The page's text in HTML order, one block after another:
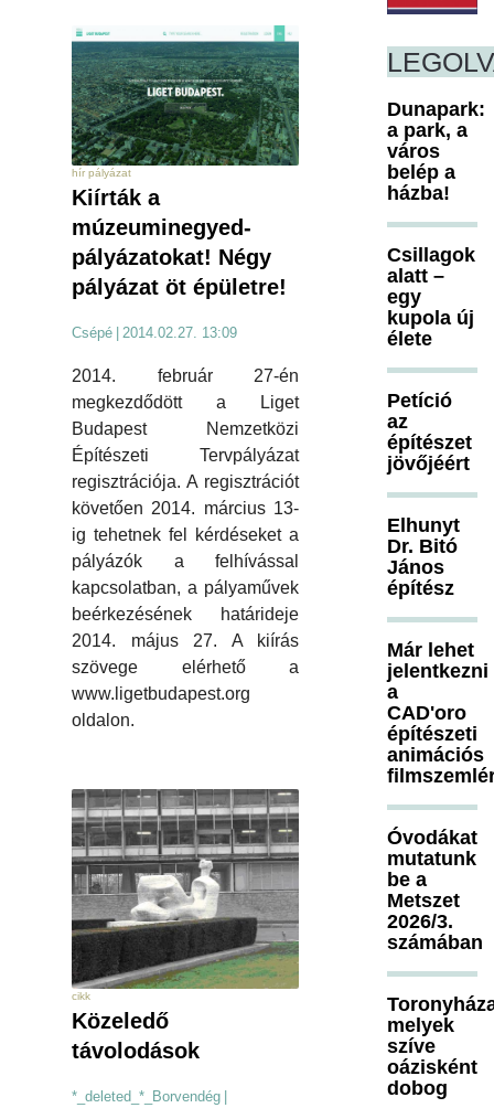
hír pályázat
Kiírták a
múzeuminegyed-
pályázatokat! Négy
pályázat öt épületre!
Csépé 2014.02.27. 13:09
2014. február 27-én
megkezdődött a Liget
Budapest Nemzetközi
Építészeti Tervpályázat
regisztrációja. A regisztrációt
követően 2014. március 13-
ig tehetnek fel kérdéseket a
pályázók a felhívással
kapcsolatban, a pályaművek
beérkezésének határideje
2014. május 27. A kiírás
szövege elérhető a
www.ligetbudapest.org
oldalon.
cikk
Közeledő
távolodások
*_deleted_*_Borvendég |
Dunapark:
a park, a
város
belép a
házba!
Csillagok
alatt –
egy
kupola új
élete
Petíció
az
építészet
jövőjéért
Elhunyt
Dr. Bitó
János
építész
Már lehet
jelentkezni
a
CAD'oro
építészeti
animációs
Óvodákat
mutatunk
be a
Metszet
2026/3.
számában
melyek
szíve
oázisként
dobog